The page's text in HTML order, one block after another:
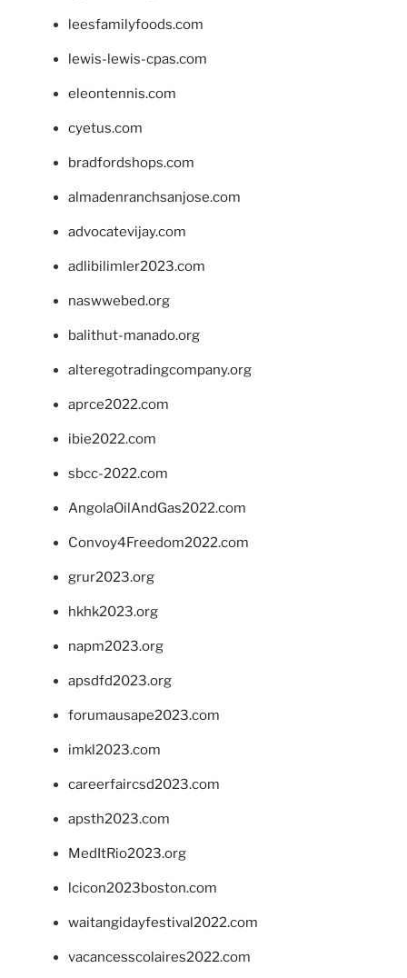
leesfamilyfoods.com
lewis-lewis-cpas.com
eleontennis.com
cyetus.com
bradfordshops.com
almadenranchsanjose.com
advocatevijay.com
adlibilimler2023.com
naswwebed.org
balithut-manado.org
alteregotradingcompany.org
aprce2022.com
ibie2022.com
sbcc-2022.com
AngolaOilAndGas2022.com
Convoy4Freedom2022.com
grur2023.org
hkhk2023.org
napm2023.org
apsdfd2023.org
forumausape2023.com
imkl2023.com
careerfaircsd2023.com
apsth2023.com
MedItRio2023.org
lcicon2023boston.com
waitangidayfestival2022.com
vacancesscolaires2022.com